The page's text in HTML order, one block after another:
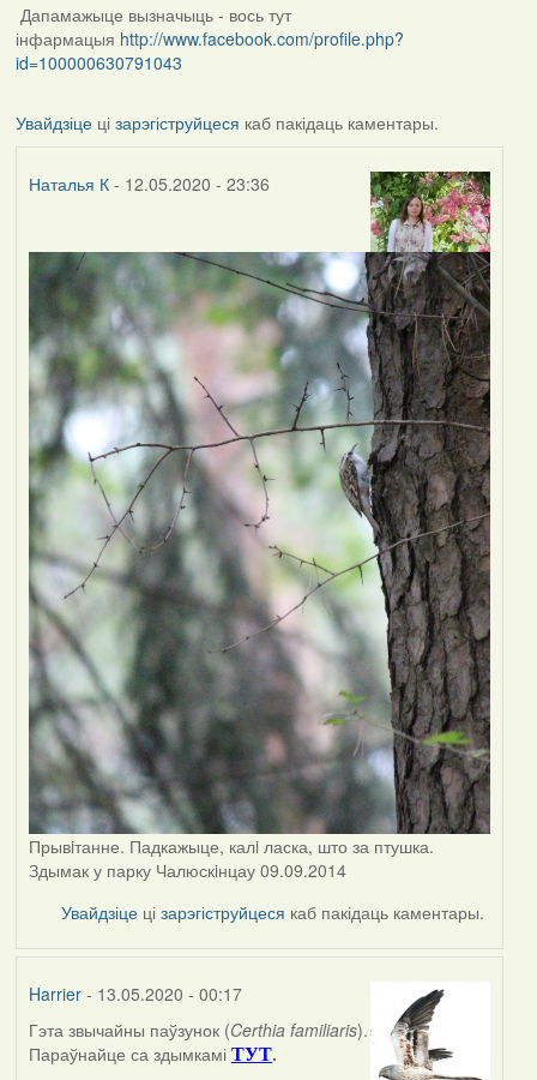
Дапамажыце вызначыць - вось тут
інфармацыя http://www.facebook.com/profile.php?
id=100000630791043
Увайдзіцеці зарэгіструйцеся каб пакідаць каментары.
Наталья К- 12.05.2020 - 23:36
Прывiтанне. Падкажыце, калi ласка, што за птушка.
Здымак у парку Чалюскiнцау 09.09.2014
Увайдзіце цізарэгіструйцеся каб пакідаць каментары.
Harrier- 13.05.2020 - 00:17
In
reply
Гэта звычайны паўзунок (Certhia familiaris).
Параўнайце са здымкамі ТУТ.